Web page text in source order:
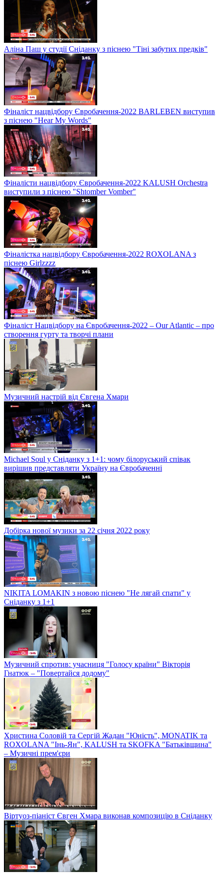
Аліна Паш у студії Сніданку з піснею "Тіні забутих предків"
Фіналіст нацвідбору Євробачення-2022 BARLEBEN виступив
з піснею "Hear My Words"
Фіналісти нацвідбору Євробачення-2022 KALUSH Orchestra
виступили з піснею "Shtomber Vomber"
Фіналістка нацвідбору Євробачення-2022 ROXOLANA з
піснею Girlzzzz
Фіналіст Нацвідбору на Євробачення-2022 – Our Atlantic – про
створення гурту та творчі плани
Музичний настрій від Євгена Хмари
Michael Soul у Сніданку з 1+1: чому білоруський співак
вирішив представляти Україну на Євробаченні
Добірка нової музики за 22 січня 2022 року
NIKITA LOMAKIN з новою піснею "Не лягай спати" у
Сніданку з 1+1
Музичний спротив: учасниця "Голосу країни" Вікторія
Гнатюк – "Повертайся додому"
Христина Соловій та Сергій Жадан "Юність", MONATIK та
ROXOLANA "Інь-Ян", KALUSH та SKOFKA "Батьківщина"
– Музичні прем'єри
Віртуоз-піаніст Євген Хмара виконав композицію в Сніданку